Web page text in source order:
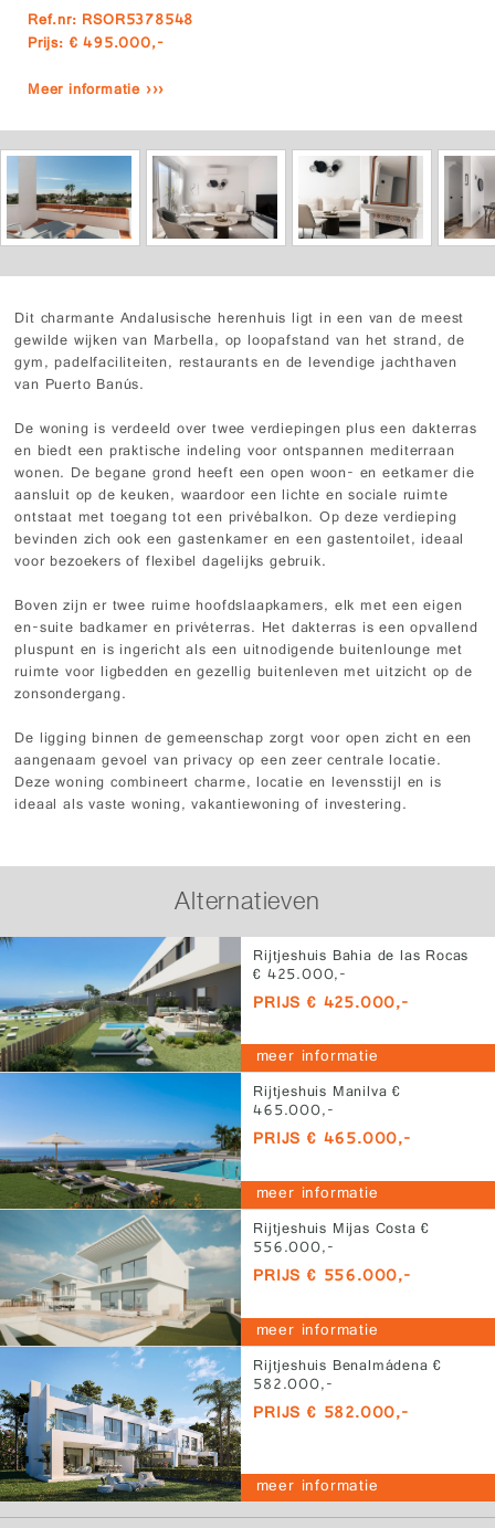
Ref.nr: RSOR5378548
Prijs: € 495.000,-
Meer informatie ›››
Dit charmante Andalusische herenhuis ligt in een van de meest
gewilde wijken van Marbella, op loopafstand van het strand, de
gym, padelfaciliteiten, restaurants en de levendige jachthaven
van Puerto Banús.
De woning is verdeeld over twee verdiepingen plus een dakterras
en biedt een praktische indeling voor ontspannen mediterraan
wonen. De begane grond heeft een open woon- en eetkamer die
aansluit op de keuken, waardoor een lichte en sociale ruimte
ontstaat met toegang tot een privébalkon. Op deze verdieping
bevinden zich ook een gastenkamer en een gastentoilet, ideaal
voor bezoekers of flexibel dagelijks gebruik.
Boven zijn er twee ruime hoofdslaapkamers, elk met een eigen
en-suite badkamer en privéterras. Het dakterras is een opvallend
pluspunt en is ingericht als een uitnodigende buitenlounge met
ruimte voor ligbedden en gezellig buitenleven met uitzicht op de
zonsondergang.
De ligging binnen de gemeenschap zorgt voor open zicht en een
aangenaam gevoel van privacy op een zeer centrale locatie.
Deze woning combineert charme, locatie en levensstijl en is
ideaal als vaste woning, vakantiewoning of investering.
Alternatieven
Rijtjeshuis Bahia de las Rocas
€ 425.000,-
PRIJS € 425.000,-
meer informatie
Rijtjeshuis Manilva €
465.000,-
PRIJS € 465.000,-
meer informatie
Rijtjeshuis Mijas Costa €
556.000,-
PRIJS € 556.000,-
meer informatie
Rijtjeshuis Benalmádena €
582.000,-
PRIJS € 582.000,-
meer informatie